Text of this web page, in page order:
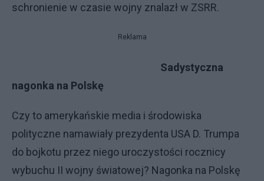
schronienie w czasie wojny znalazł w ZSRR.
Reklama
Sadystyczna
nagonka na Polskę
Czy to amerykańskie media i środowiska
polityczne namawiały prezydenta USA D. Trumpa
do bojkotu przez niego uroczystości rocznicy
wybuchu II wojny światowej? Nagonka na Polskę